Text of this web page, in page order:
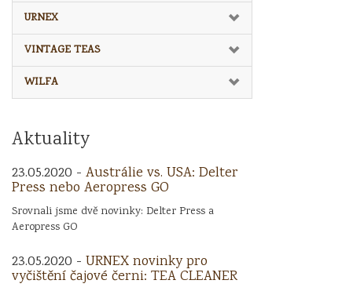
URNEX
VINTAGE TEAS
WILFA
Aktuality
23.05.2020 - Austrálie vs. USA: Delter
Press nebo Aeropress GO
Srovnali jsme dvě novinky: Delter Press a
Aeropress GO
23.05.2020 - URNEX novinky pro
vyčištění čajové černi: TEA CLEANER